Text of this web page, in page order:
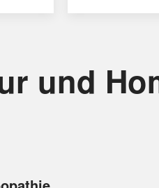
und